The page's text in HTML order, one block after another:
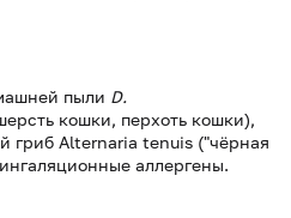
пыли D.
кошки, перхоть кошки),
гриб Alternaria tenuis ("чёрная
аллергены.